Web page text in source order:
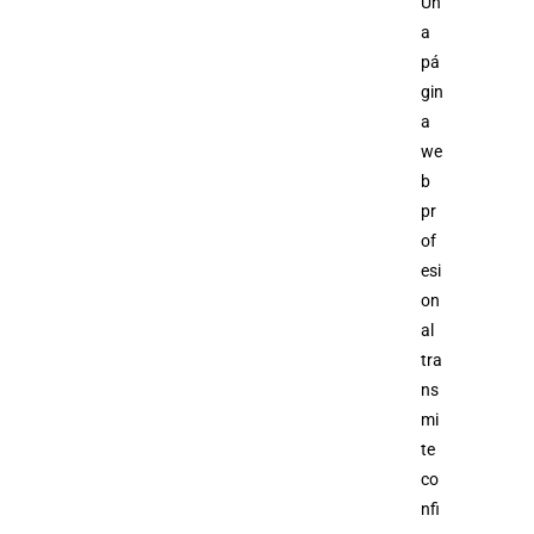
a
pá
gin
a
we
b
pr
of
esi
on
al
tra
ns
mi
te
co
nfi